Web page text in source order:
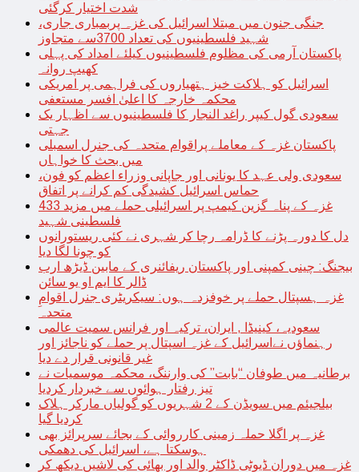
شدت اختیار کرگئی
جنگی جنون میں مبتلا اسرائیل کی غزہ پربمباری جاری،
شہید فلسطینیوں کی تعداد 3700سے متجاوز
پاکستان آرمی کی مظلوم فلسطینیوں کیلئے امداد کی پہلی
کھیپ روانہ
اسرائیل کو ہلاکت خیز ہتھیاروں کی فراہمی پر امریکی
محکمہ خارجہ کا اعلیٰ افسر مستعفی
سعودی گول کیپر راغد النجار کا فلسطینیوں سے اظہار یک
جہتی
پاکستان غزہ کے معاملے پراقوام متحدہ کی جنرل اسمبلی
میں بحث کا خواہاں
سعودی ولی عہد کا یونانی اور جاپانی وزراء اعظم کو فون،
حماس اسرائیل کشیدگی کم کرانے پر اتفاق
غزہ کے پناہ گزین کیمپ پر اسرائیلی حملے میں مزید 433
فلسطینی شہید
دل کا دورہ پڑنے کا ڈرامہ رچا کر شہری نے کئی ریستورانوں
کو چونا لگا دیا
بیجنگ: چینی کمپنی اور پاکستان ریفائنری کے مابین ڈیڑھ ارب
ڈالر کا ایم او یو سائن
غزہ ہسپتال حملے پر خوفزدہ ہوں: سیکریٹری جنرل اقوامِ
متحدہ
سعودیہ، کینیڈا , ایران، ترکیہ اور فرانس سمیت عالمی
رہنماؤں نےاسرائیل کے غزہ اسپتال پر حملے کو ناجائز اور
غیر قانونی قرار دے دیا
برطانیہ میں طوفان “بابت” کی وارننگ، محکمہ موسمیات نے
تیز رفتار ہوائوں سے خبردار کردیا
بیلجیئم میں سویڈن کے 2 شہریوں کو گولیاں مارکر ہلاک
کردیا گیا
غزہ پر اگلا حملہ زمینی کارروائی کے بجائے سرپرائز بھی
ہوسکتا ہے، اسرائیل کی دھمکی
غزہ میں دوران ڈیوٹی ڈاکٹر والد اور بھائی کی لاشیں دیکھ کر